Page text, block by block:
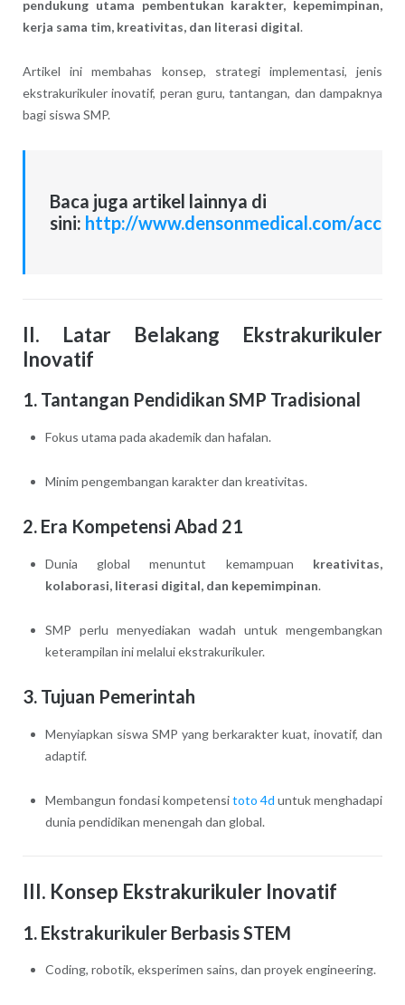
pendukung utama pembentukan karakter, kepemimpinan,
kerja sama tim, kreativitas, dan literasi digital.
Artikel ini membahas konsep, strategi implementasi, jenis
ekstrakurikuler inovatif, peran guru, tantangan, dan dampaknya
bagi siswa SMP.
Baca juga artikel lainnya di
sini: http://www.densonmedical.com/
II. Latar Belakang Ekstrakurikuler
Inovatif
1. Tantangan Pendidikan SMP Tradisional
Fokus utama pada akademik dan hafalan.
Minim pengembangan karakter dan kreativitas.
2. Era Kompetensi Abad 21
Dunia global menuntut kemampuan kreativitas,
kolaborasi, literasi digital, dan kepemimpinan.
SMP perlu menyediakan wadah untuk mengembangkan
keterampilan ini melalui ekstrakurikuler.
3. Tujuan Pemerintah
Menyiapkan siswa SMP yang berkarakter kuat, inovatif, dan
adaptif.
Membangun fondasi kompetensitoto 4d untuk menghadapi
dunia pendidikan menengah dan global.
III. Konsep Ekstrakurikuler Inovatif
1. Ekstrakurikuler Berbasis STEM
Coding, robotik, eksperimen sains, dan proyek engineering.